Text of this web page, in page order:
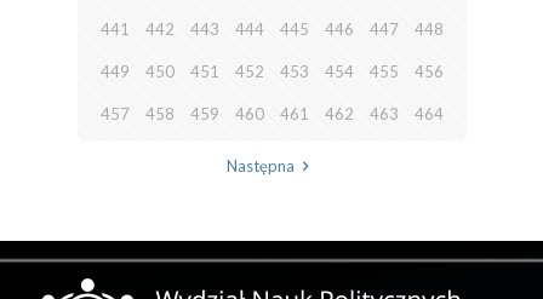
441 442 443 444 445 446 447 448
449 450 451 452 453 454 455 456
457 458 459 460 461 462 463 464
Następna